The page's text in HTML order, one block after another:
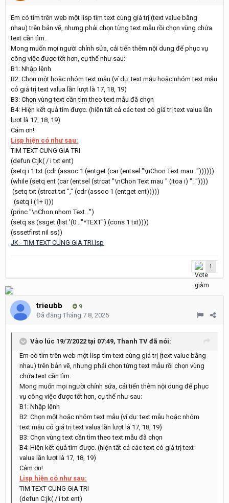
Em có tìm trên web một lisp tìm text cùng giá trị (text value bằng
nhau) trên bản vẽ, nhưng phải chọn từng text mẫu rồi chọn vùng chứa
text cần tìm.
Mong muốn mọi người chỉnh sửa, cải tiến thêm nội dung để phục vụ
công việc được tốt hơn, cụ thể như sau:
B1: Nhập lệnh
B2: Chọn một hoặc nhóm text mẫu (ví dụ: text mẫu hoặc nhóm text mẫu
có giá trị text valua lần lượt là 17, 18, 19)
B3: Chọn vùng text cần tìm theo text mẫu đã chọn
B4: Hiện kết quả tìm được. (hiện tất cả các text có giá trị text valua lần
lượt là 17, 18, 19)
Cảm ơn!
Lisp hiện có như sau:
TIM TEXT CUNG GIA TRI
(defun C:jk( / i txt ent)
(setq i 1 txt (cdr (assoc 1 (entget (car (entsel "\nChon Text mau: "))))))
(while (setq ent (car (entsel (strcat "\nChon Text mau " (itoa i) ": "))))
(setq txt (strcat txt "," (cdr (assoc 1 (entget ent)))))
(setq i (1+ i)))
(princ "\nChon nhom Text...")
(setq ss (ssget (list '(0 . "*TEXT") (cons 1 txt))))
(sssetfirst nil ss))
JK - TIM TEXT CUNG GIA TRI.lsp
1
trieubb 9
Đã đăng Tháng 7 8, 2025
Vào lúc 19/7/2022 tại 07:49, Thanh TV đã nói:
Em có tìm trên web một lisp tìm text cùng giá trị (text value bằng
nhau) trên bản vẽ, nhưng phải chọn từng text mẫu rồi chọn vùng
chứa text cần tìm.
Mong muốn mọi người chỉnh sửa, cải tiến thêm nội dung để phục
vụ công việc được tốt hơn, cụ thể như sau:
B1: Nhập lệnh
B2: Chọn một hoặc nhóm text mẫu (ví dụ: text mẫu hoặc nhóm
text mẫu có giá trị text valua lần lượt là 17, 18, 19)
B3: Chọn vùng text cần tìm theo text mẫu đã chọn
B4: Hiện kết quả tìm được. (hiện tất cả các text có giá trị text
valua lần lượt là 17, 18, 19)
Cảm ơn!
Lisp hiện có như sau:
TIM TEXT CUNG GIA TRI
(defun C:jk( / i txt ent)